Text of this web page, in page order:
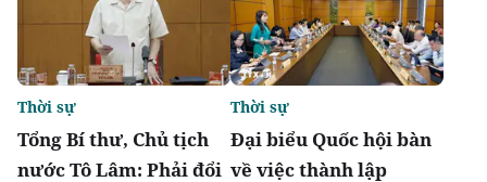
Tổng Bí thư, Chủ tịch
nước Tô Lâm: Phải đổi
Thời sự
Đại biểu Quốc hội bàn
về việc thành lập
Thời sự